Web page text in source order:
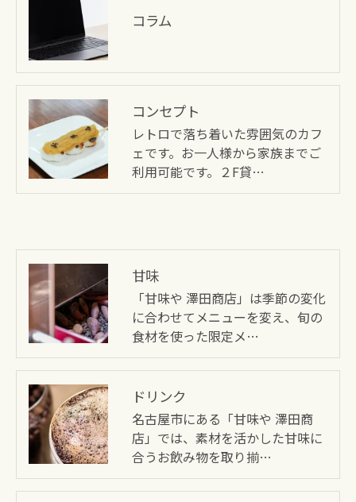
コラム
コンセプト
レトロで落ち着いた雰囲気のカフ
ェです。お一人様から家族までご
利用可能です。２F貸…
甘味
「甘味や 澤田商店」は季節の変化
に合わせてメニューを変え、旬の
食材を使った限定メ…
ドリンク
名古屋市にある「甘味や 澤田商
店」では、素材を活かした甘味に
合うお飲み物を取り揃…